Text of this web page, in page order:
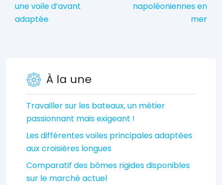
une voile d’avant
adaptée
napoléoniennes en
mer
À la une
Travailler sur les bateaux, un métier
passionnant mais exigeant !
Les différentes voiles principales adaptées
aux croisières longues
Comparatif des bômes rigides disponibles
sur le marché actuel